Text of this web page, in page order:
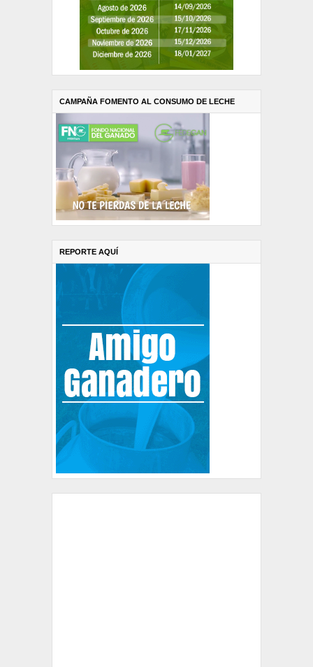
CAMPAÑA FOMENTO AL CONSUMO DE LECHE
REPORTE AQUÍ